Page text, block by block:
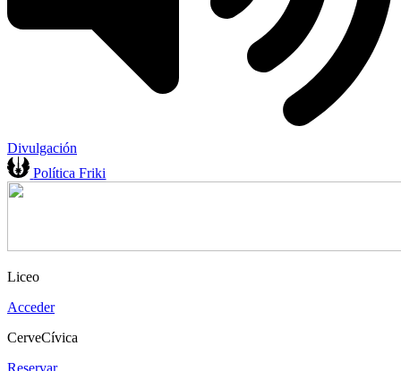
Divulgación
Política Friki
Liceo
Acceder
CerveCívica
Reservar